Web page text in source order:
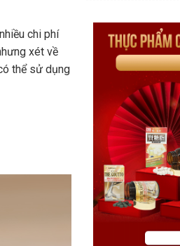
chi phí
xét về
thể sử dụng